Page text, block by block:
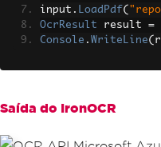
input . LoadPdf(
OcrResult result =
Console . WriteLine(
Saída do IronOCR